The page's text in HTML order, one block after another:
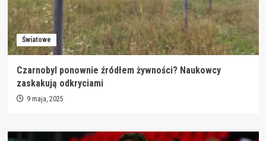
Światowe
Czarnobyl ponownie źródłem żywności? Naukowcy
zaskakują odkryciami
9 maja, 2025